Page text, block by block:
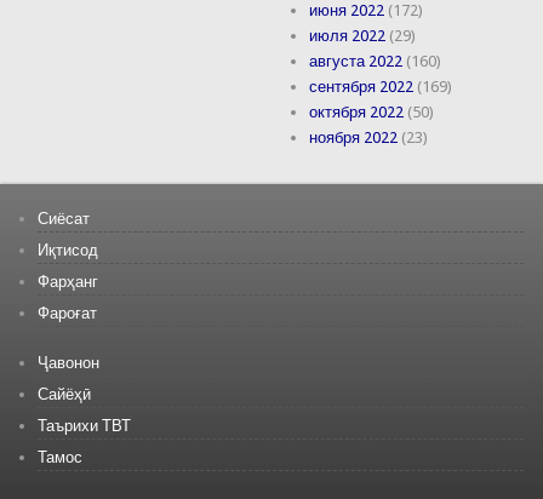
июня 2022 (172)
июля 2022 (29)
августа 2022 (160)
сентября 2022 (169)
октября 2022 (50)
ноября 2022 (23)
Сиёсат
Иқтисод
Фарҳанг
Фароғат
Ҷавонон
Сайёҳӣ
Таърихи ТВТ
Тамос